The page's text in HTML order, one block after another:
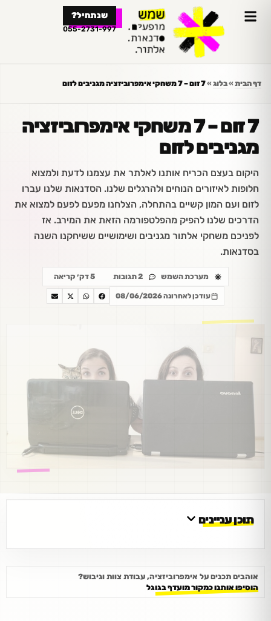
שנתחיל?
055-2731-997
דף הבית »בלוג »7 זום – 7 משחקי אימפרוביזציה מגניבים לזום
7 זום – 7 משחקי אימפרוביזציה
מגניבים לזום
היקום בעצם הכריח אותנו לאלתר את עצמנו לדעת ולמצוא
חלופות לאיזורים הנוחים ולהרגלים שלנו. הסדנאות שלנו עברו
לזום ועם המון קשיים בהתחלה, הצלחנו מפעם לפעם למצוא את
הדרכים שלנו להפיק מהפלטפורמה הזאת את המירב. אז
לפניכם משחקי אלתור מגניבים ושימושיים ששיחקנו השנה
בסדנאות.
מערכת השמש 2 תגובות 5 דק׳ קריאה
עודכן לאחרונה 08/06/2026
תוכן עניינים
אוהבים תכנים על אימפרוביזציה, עבודת צוות וגיבוש?
הוסיפו אותנו כמקור מועדף בגוגל